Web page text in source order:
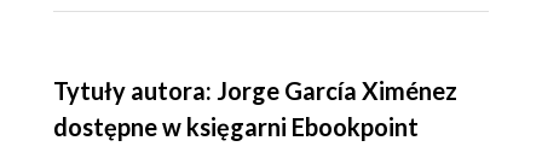
Tytuły autora: Jorge García Ximénez
dostępne w księgarni Ebookpoint